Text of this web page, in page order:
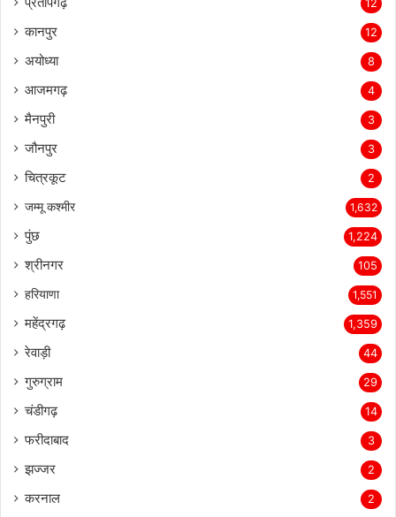
12
कानपुर 12
अयोध्या 8
आजमगढ़ 4
मैनपुरी 3
जौनपुर 3
चित्रकूट 2
जम्मू कश्मीर 1,632
पुंछ 1,224
श्रीनगर 105
हरियाणा 1,551
महेंद्रगढ़ 1,359
रेवाड़ी 44
गुरुग्राम 29
चंडीगढ़ 14
फरीदाबाद 3
झज्जर 2
करनाल 2